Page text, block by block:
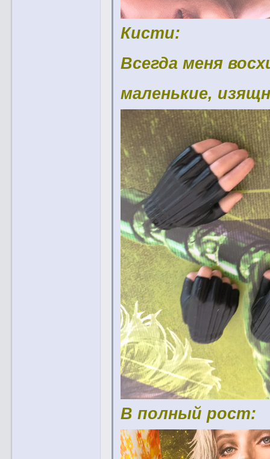
Кисти:
Всегда меня
маленькие,
В полный рост: